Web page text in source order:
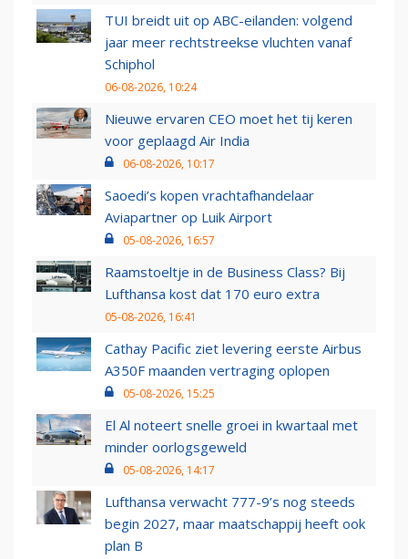
TUI breidt uit op ABC-eilanden: volgend
jaar meer rechtstreekse vluchten vanaf
Schiphol
06-08-2026, 10:24
Nieuwe ervaren CEO moet het tij keren
voor geplaagd Air India
06-08-2026, 10:17
Saoedi’s kopen vrachtafhandelaar
Aviapartner op Luik Airport
05-08-2026, 16:57
Raamstoeltje in de Business Class? Bij
Lufthansa kost dat 170 euro extra
05-08-2026, 16:41
Cathay Pacific ziet levering eerste Airbus
A350F maanden vertraging oplopen
05-08-2026, 15:25
El Al noteert snelle groei in kwartaal met
minder oorlogsgeweld
05-08-2026, 14:17
Lufthansa verwacht 777-9’s nog steeds
begin 2027, maar maatschappij heeft ook
plan B